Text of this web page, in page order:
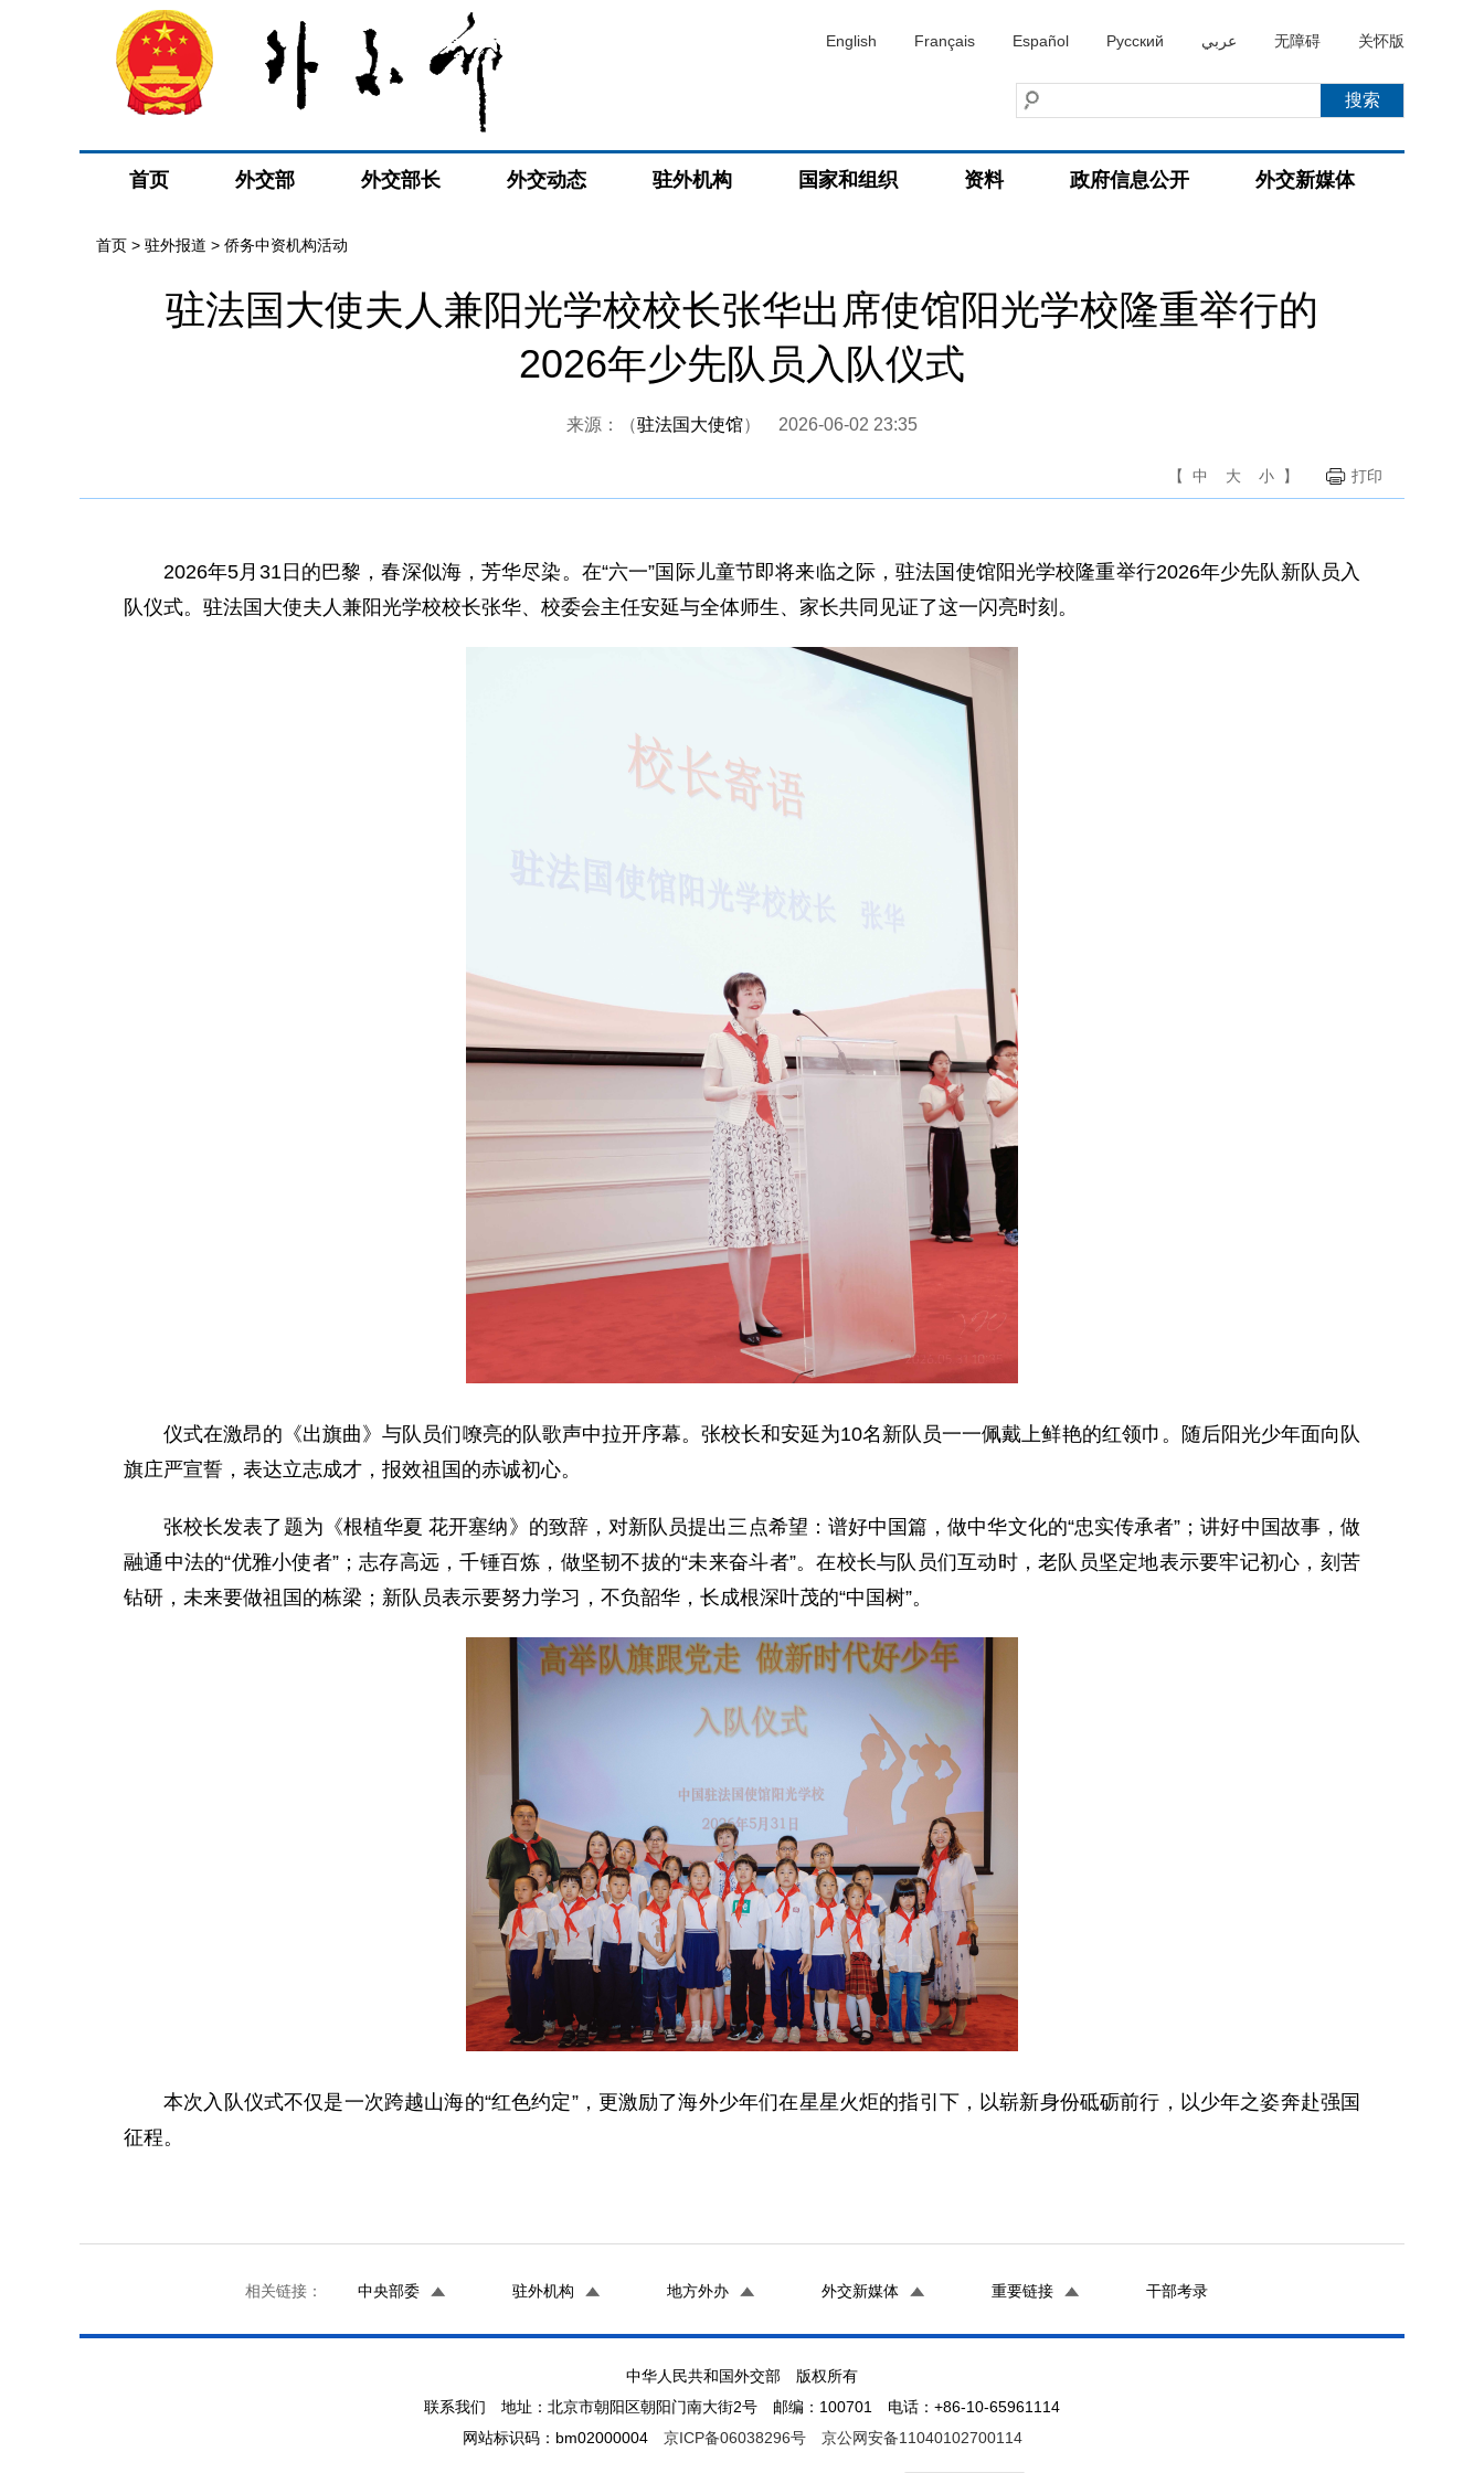
English Français Español Русский عربي 无障碍 关怀版
首页 外交部 外交部长 外交动态 驻外机构 国家和组织 资料 政府信息公开 外交新媒体
首页 > 驻外报道 > 侨务中资机构活动
驻法国大使夫人兼阳光学校校长张华出席使馆阳光学校隆重举行的
2026年少先队员入队仪式
来源：（驻法国大使馆） 2026-06-02 23:35
【 中 大 小 】 打印
2026年5月31日的巴黎，春深似海，芳华尽染。在“六一”国际儿童节即将来临之际，驻法国使馆阳光学校隆重举行2026年少先队新队员入
队仪式。驻法国大使夫人兼阳光学校校长张华、校委会主任安延与全体师生、家长共同见证了这一闪亮时刻。
仪式在激昂的《出旗曲》与队员们嘹亮的队歌声中拉开序幕。张校长和安延为10名新队员一一佩戴上鲜艳的红领巾。随后阳光少年面向队
旗庄严宣誓，表达立志成才，报效祖国的赤诚初心。
张校长发表了题为《根植华夏 花开塞纳》的致辞，对新队员提出三点希望：谱好中国篇，做中华文化的“忠实传承者”；讲好中国故事，做
融通中法的“优雅小使者”；志存高远，千锤百炼，做坚韧不拔的“未来奋斗者”。在校长与队员们互动时，老队员坚定地表示要牢记初心，刻苦
钻研，未来要做祖国的栋梁；新队员表示要努力学习，不负韶华，长成根深叶茂的“中国树”。
本次入队仪式不仅是一次跨越山海的“红色约定”，更激励了海外少年们在星星火炬的指引下，以崭新身份砥砺前行，以少年之姿奔赴强国
征程。
相关链接： 中央部委 驻外机构 地方外办 外交新媒体 重要链接 干部考录
中华人民共和国外交部 版权所有
联系我们 地址：北京市朝阳区朝阳门南大街2号 邮编：100701 电话：+86-10-65961114
网站标识码：bm02000004 京ICP备06038296号 京公网安备11040102700114